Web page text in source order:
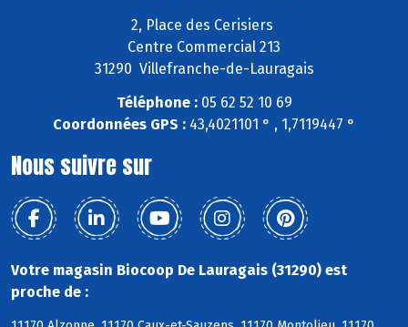
2, Place des Cerisiers
Centre Commercial 213
31290 Villefranche-de-Lauragais
Téléphone :05 62 52 10 69
Coordonnées GPS : 43,4021101 ° , 1,7119447 °
Nous suivre sur
Votre magasin Biocoop De Lauragais (31290) est
proche de :